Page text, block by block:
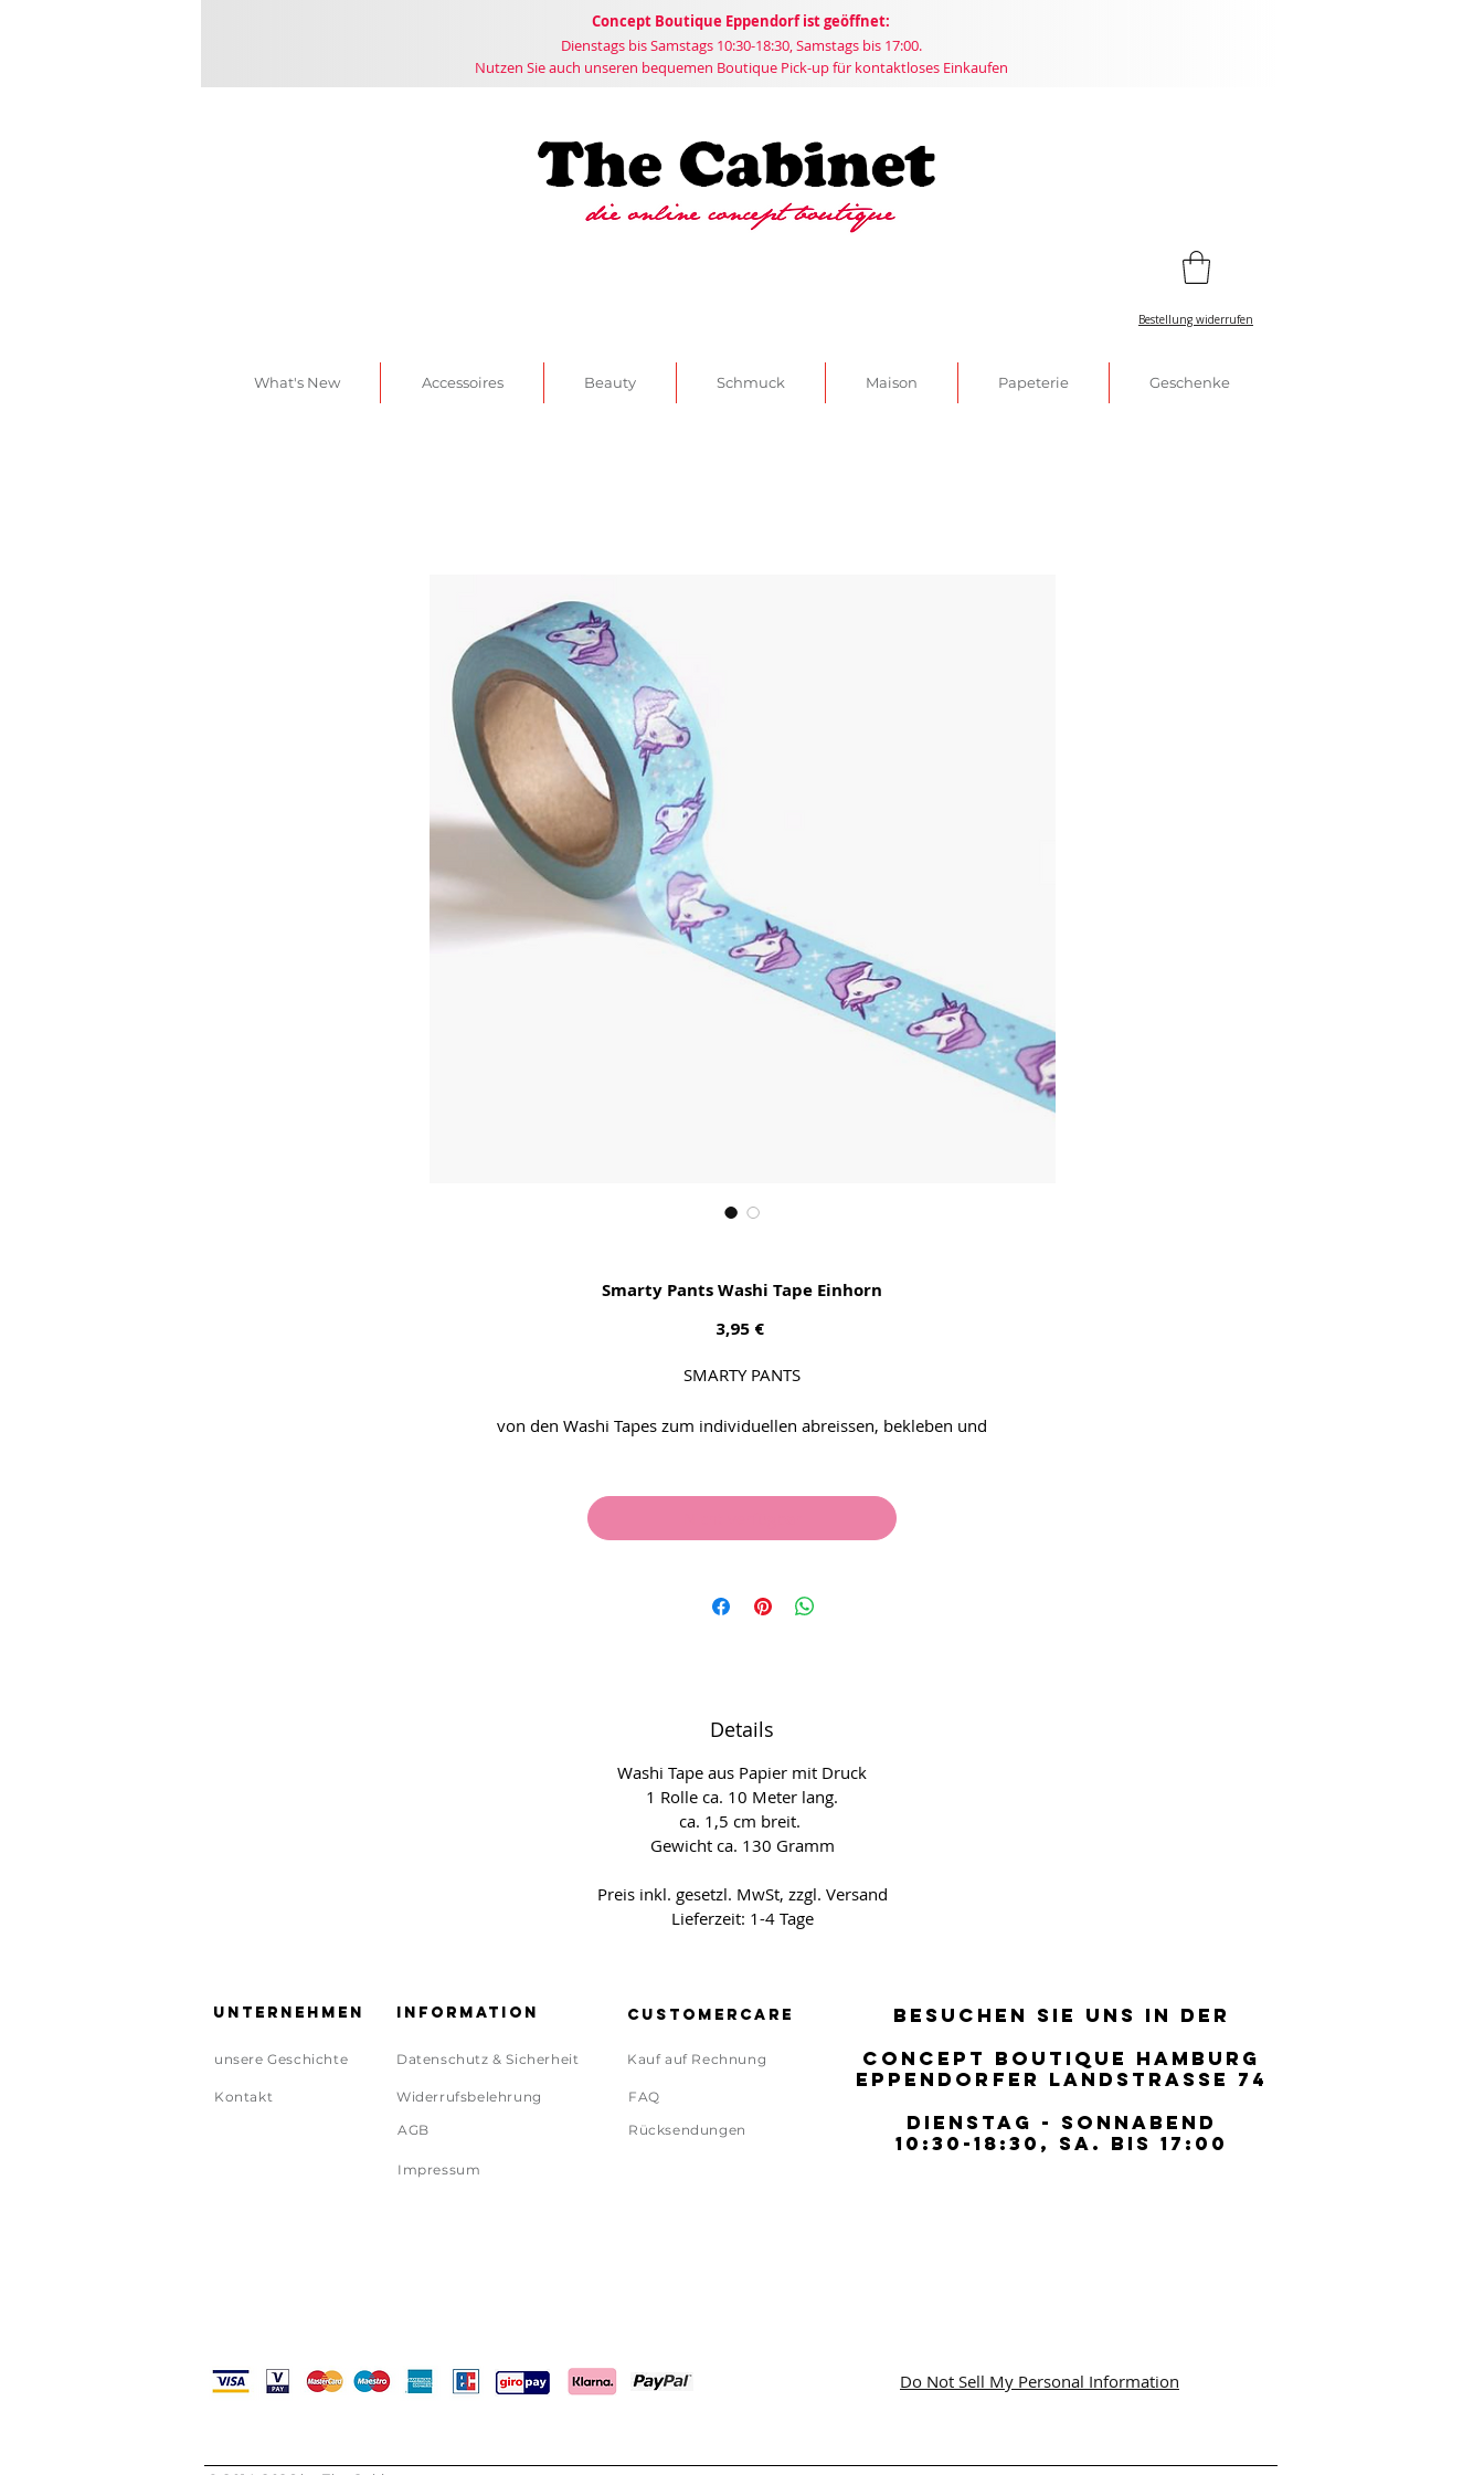
Concept Boutique Eppendorf ist geöffnet:
Dienstags bis Samstags 10:30-18:30, Samstags bis 17:00.
Nutzen Sie auch unseren bequemen Boutique Pick-up für kontaktloses Einkaufen
Bestellung widerrufen
What's New Accessoires Beauty Schmuck Maison Papeterie Geschenke
Smarty Pants Washi Tape Einhorn
3,95 €Preis
SMARTY PANTS
von den Washi Tapes zum individuellen abreissen, bekleben und
Details
Washi Tape aus Papier mit Druck
1 Rolle ca. 10 Meter lang.
ca. 1,5 cm breit.
Gewicht ca. 130 Gramm
Preis inkl. gesetzl. MwSt, zzgl. Versand
Lieferzeit: 1-4 Tage
Unternehmen
unsere Geschichte
Kontakt
Information
Datenschutz & Sicherheit
Widerrufsbelehrung
AGB
Customercare
Kauf auf Rechnung
FAQ
Rücksendungen
BESUCHEN SIE UNS IN DER
CONCEPT BOUTIQUE HAMBURG
EPPENDORFER LANDSTRASSE 74
DIENSTAG - SONNABEND
10:30-18:30, SA. BIS 17:00
BESUCHEN SIE UNS IN DER
CONCEPT BOUTIQUE HAMBURG
EPPENDORFER LANDSTRASSE 74
DIENSTAG - SONNABEND
10:30-18:30, SA. BIS 17:00
Impressum
Do Not Sell My Personal Information